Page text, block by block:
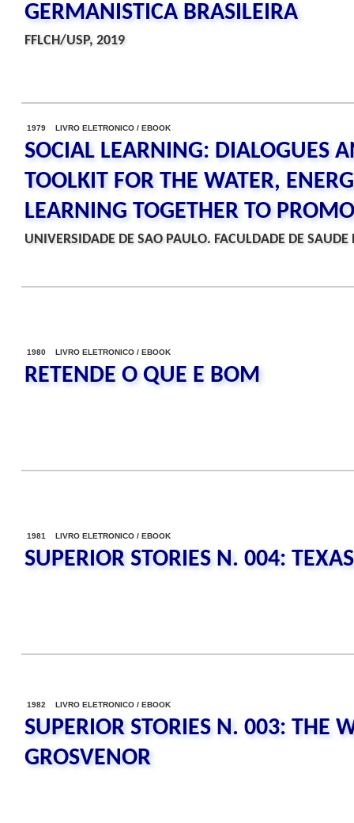
GERMANISTICA BRASILEIRA
FFLCH/USP, 2019
1979 LIVRO ELETRONICO / EBOOK
SOCIAL LEARNING: DIALOGUES
TOOLKIT FOR THE WATER,
LEARNING TOGETHER TO
UNIVERSIDADE DE SAO PAULO. FACULDADE DE
1980 LIVRO ELETRONICO / EBOOK
RETENDE O QUE E BOM
1981 LIVRO ELETRONICO / EBOOK
SUPERIOR STORIES N. 004:
1982 LIVRO ELETRONICO / EBOOK
SUPERIOR STORIES N. 003: THE
GROSVENOR